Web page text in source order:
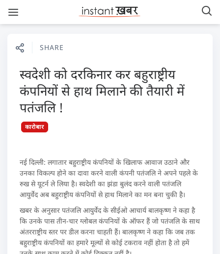
SHARE
स्वदेशी को दरकिनार कर बहुराष्ट्रीय
कंपनियों से हाथ मिलाने की तैयारी में
पतंजलि !
कारोबार
नई दिल्ली: लगातार बहुराष्ट्रीय कंपनियों के खिलाफ आवाज उठाने और
उनका विकल्प होने का दावा करने वाली कंपनी पतंजलि ने अपने पहले के
रुख से यूटर्न ले लिया है। स्वदेशी का झंडा बुलंद करने वाली पतंजलि
आयुर्वेद अब बहुराष्ट्रीय कंपनियों से हाथ मिलाने का मन बना चुकी है।
खबर के अनुसार पतंजलि आयुर्वेद के सीईओ आचार्य बालकृष्ण ने कहा है
कि उनके पास तीन-चार ग्लोबल कंपनियों के ऑफर हैं जो पतंजलि के साथ
अंतरराष्ट्रीय स्तर पर डील करना चाहती हैं। बालकृष्ण ने कहा कि जब तक
बहुराष्ट्रीय कंपनियों का हमारे मूल्यों से कोई टकराव नहीं होता है तो हमें